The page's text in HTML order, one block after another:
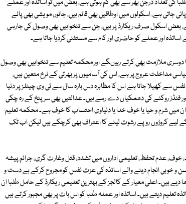
کی تعداد درجن بھر سے بھی کم ہوتی ہے، بعض میں تو اساتذہ اور عملے
ہے، اسکولوں میں اوطاقیں بھی قائم ہیں، جانور، مویشی بھی پائے
بعض اسکول صرف ریکارڈ پر ہیں، جن سے تنخواہیں بھی وصول کی جارہی
اور عملے کو حاضری اور کام سے مستثنیٰ کردیا جاتا ہے۔
دوسری ملازمت بھی کرتے رہیںگے اور محکمہ تعلیم سے تنخواہیں بھی وصول
مداخلت عروج پر ہے، اس کی آسامیوں پر بھرتی کے نرخ متعین ہیں،
سے کھیلا جاتا ہے اس کا مظاہرہ دس بارہ سال سے ٹی وی چینلز پر دنیا
فنڈز روکنے کی دھمکیاں دے رہے ہیں۔ عدالتیں بھی سر پٹخ کے رہ چکی
میں شرم و حیا یا خوف خدا یا دنیاوی احتساب کا خوف ہے۔ محکمہ تعلیم
لیے کروڑوں روپے رشوت لینے کا اعتراف بھی کرچکے ہیں لیکن اب تک
خوف، عدم تحفظ، تعلیمی اداروں میں تشدد، قتل وغارت گری، جرائم پیشہ
و خوبی انجام دینے والے اساتذہ کی عزت نفس کو مجروح کرکے بے دست و
ہیں۔ اعلیٰ معیار کے کالجز کے بہترین تعلیمی ریکارڈ کے حامل طلبا ان
تعلیم دیتے ہیں۔ اساتذہ اور عملہ طلبا کو اس بات پر بھی مجبور کرتے ہیں